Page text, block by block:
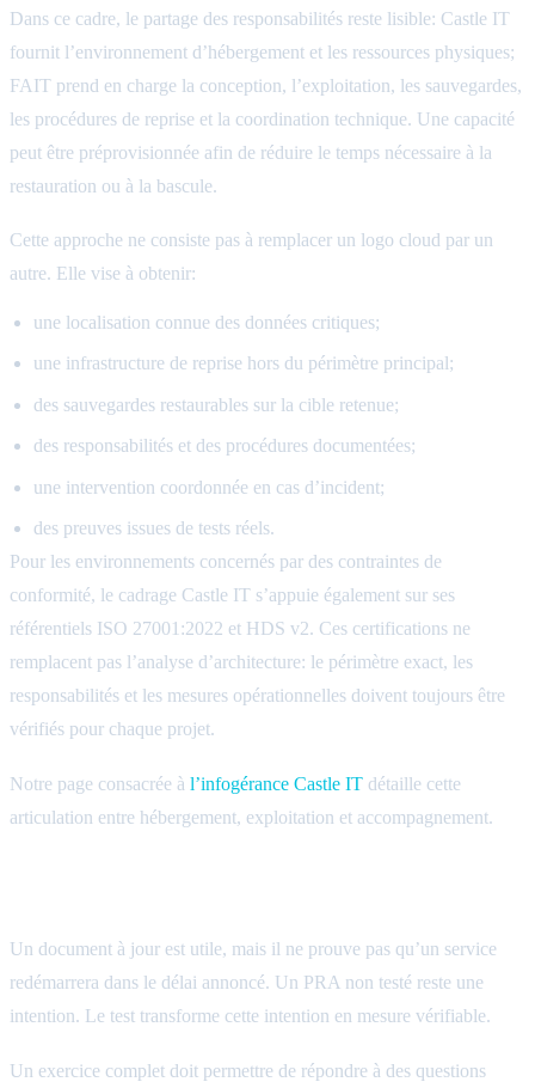
Dans ce cadre, le partage des responsabilités reste lisible: Castle IT
fournit l’environnement d’hébergement et les ressources physiques;
FAIT prend en charge la conception, l’exploitation, les sauvegardes,
les procédures de reprise et la coordination technique. Une capacité
peut être préprovisionnée afin de réduire le temps nécessaire à la
restauration ou à la bascule.
Cette approche ne consiste pas à remplacer un logo cloud par un
autre. Elle vise à obtenir:
une localisation connue des données critiques;
une infrastructure de reprise hors du périmètre principal;
des sauvegardes restaurables sur la cible retenue;
des responsabilités et des procédures documentées;
une intervention coordonnée en cas d’incident;
des preuves issues de tests réels.
Pour les environnements concernés par des contraintes de
conformité, le cadrage Castle IT s’appuie également sur ses
référentiels ISO 27001:2022 et HDS v2. Ces certifications ne
remplacent pas l’analyse d’architecture: le périmètre exact, les
responsabilités et les mesures opérationnelles doivent toujours être
vérifiés pour chaque projet.
Notre page consacrée à l’infogérance Castle IT détaille cette
articulation entre hébergement, exploitation et accompagnement.
Un document à jour est utile, mais il ne prouve pas qu’un service
redémarrera dans le délai annoncé. Un PRA non testé reste une
intention. Le test transforme cette intention en mesure vérifiable.
Un exercice complet doit permettre de répondre à des questions